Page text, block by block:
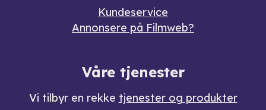
Kundeservice
Annonsere på Filmweb?
Våre tjenester
Vi tilbyr en rekke tjenester og produkter